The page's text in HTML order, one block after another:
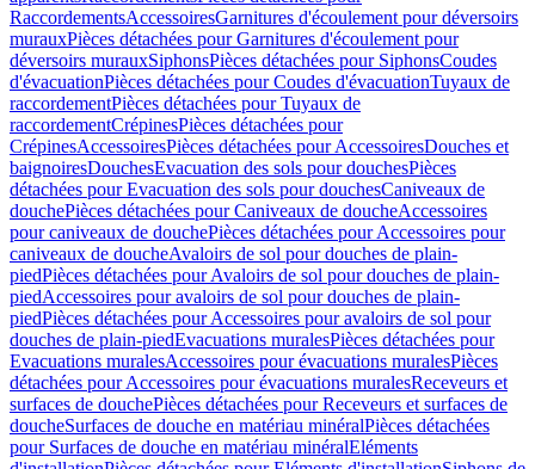
RaccordementsAccessoiresGarnitures d'écoulement pour déversoirs
murauxPièces détachées pour Garnitures d'écoulement pour
déversoirs murauxSiphonsPièces détachées pour SiphonsCoudes
d'évacuationPièces détachées pour Coudes d'évacuationTuyaux de
raccordementPièces détachées pour Tuyaux de
raccordementCrépinesPièces détachées pour
CrépinesAccessoiresPièces détachées pour AccessoiresDouches et
baignoiresDouchesEvacuation des sols pour douchesPièces
détachées pour Evacuation des sols pour douchesCaniveaux de
douchePièces détachées pour Caniveaux de doucheAccessoires
pour caniveaux de douchePièces détachées pour Accessoires pour
caniveaux de doucheAvaloirs de sol pour douches de plain-
piedPièces détachées pour Avaloirs de sol pour douches de plain-
piedAccessoires pour avaloirs de sol pour douches de plain-
piedPièces détachées pour Accessoires pour avaloirs de sol pour
douches de plain-piedEvacuations muralesPièces détachées pour
Evacuations muralesAccessoires pour évacuations muralesPièces
détachées pour Accessoires pour évacuations muralesReceveurs et
surfaces de douchePièces détachées pour Receveurs et surfaces de
doucheSurfaces de douche en matériau minéralPièces détachées
pour Surfaces de douche en matériau minéralEléments